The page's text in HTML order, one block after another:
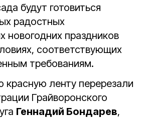
будут готовиться
радостных
новогодних праздников
соответствующих
требованиям.
ленту перерезали
Грайворонского
Геннадий Бондарев,